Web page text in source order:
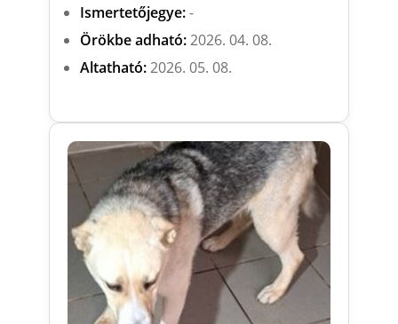
Ismertetőjegye:-
Örökbe adható:2026. 04. 08.
Altatható:2026. 05. 08.